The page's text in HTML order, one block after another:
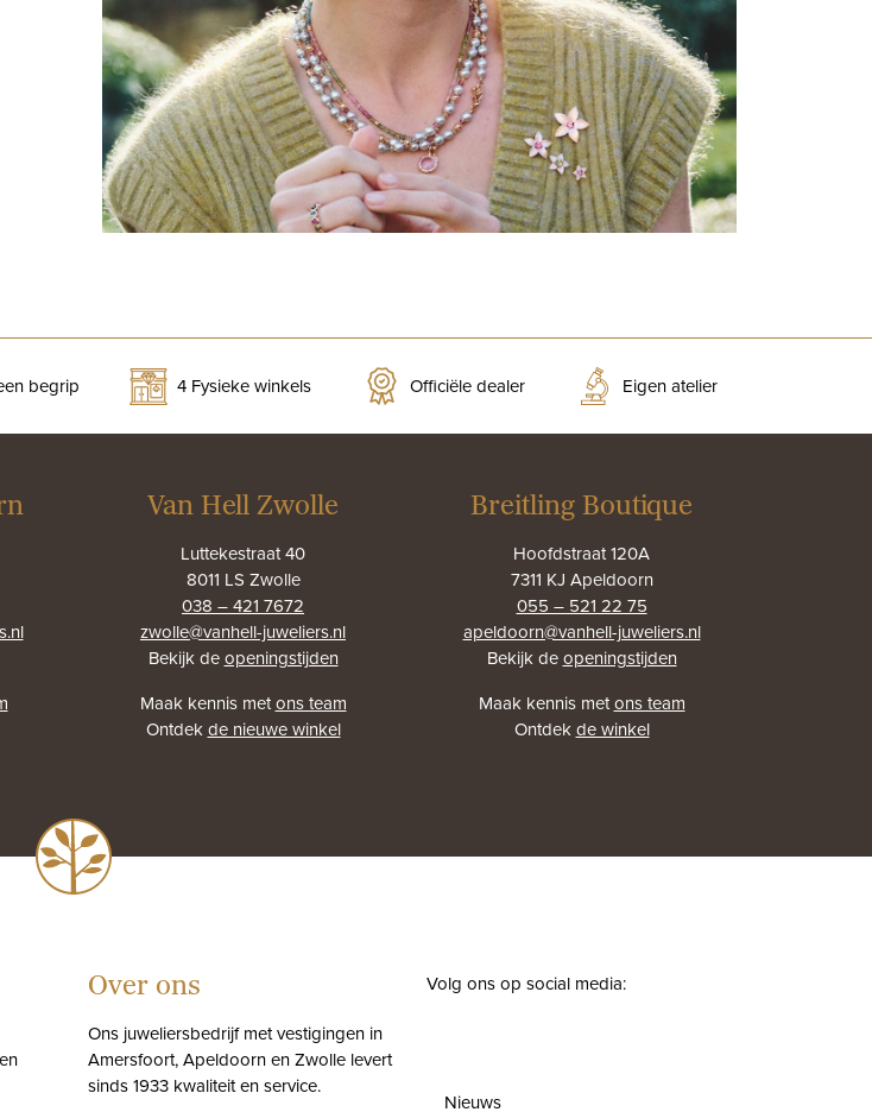
begrip 4 Fysieke winkels Officiële dealer Eigen atelier
Van Hell Zwolle
Luttekestraat 40
8011 LS Zwolle
038 – 421 7672
zwolle@vanhell-juweliers.nl
Bekijk deopeningstijden
Maak kennis metons team
Ontdekde nieuwe winkel
Breitling Boutique
Hoofdstraat 120A
7311 KJ Apeldoorn
055 – 521 22 75
apeldoorn@vanhell-juweliers.nl
Bekijk deopeningstijden
Maak kennis metons team
Ontdekde winkel
Over ons
Ons juweliersbedrijf met vestigingen in
Amersfoort, Apeldoorn en Zwolle levert
sinds 1933 kwaliteit en service.
Volg ons op social media:
Nieuws